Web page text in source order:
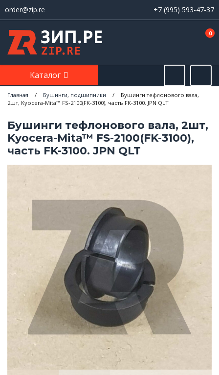
order@zip.re +7 (995) 593-47-37
0
Каталог
Главная / Бушинги, подшипники /
Бушинги тефлонового вала,
2шт, Kyocera-Mita™ FS-2100(FK-3100), часть FK-3100. JPN QLT
Бушинги тефлонового вала, 2шт,
Kyocera-Mita™ FS-2100(FK-3100),
часть FK-3100. JPN QLT